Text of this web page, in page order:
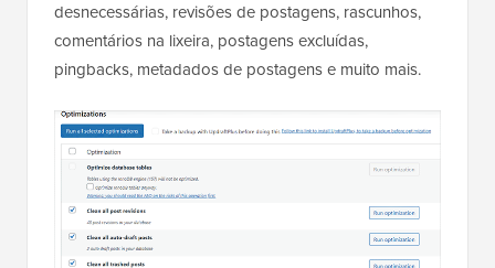
desnecessárias, revisões de postagens, rascunhos,
comentários na lixeira, postagens excluídas,
pingbacks, metadados de postagens e muito mais.